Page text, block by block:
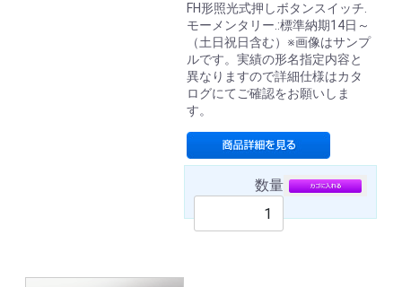
FH形照光式押しボタンスイッチ.
モーメンタリー.:標準納期14日～
（土日祝日含む）※画像はサンプ
ルです。実績の形名指定内容と
異なりますので詳細仕様はカタ
ログにてご確認をお願いしま
す。
数量